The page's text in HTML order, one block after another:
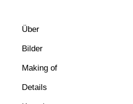
Über
Bilder
Making of
Details